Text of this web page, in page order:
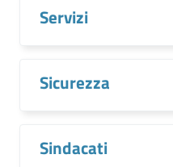
Servizi
Sicurezza
Sindacati